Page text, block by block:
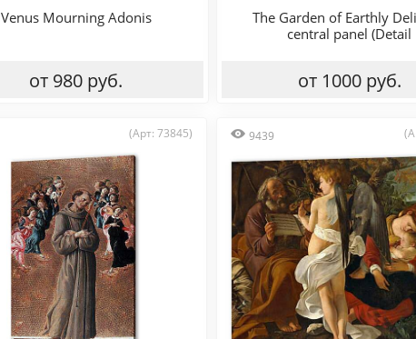
Venus Mourning Adonis
от 980 руб.
The Garden of Earthly
central panel (Detail
от 1000 руб.
(Арт: 73845) 9439